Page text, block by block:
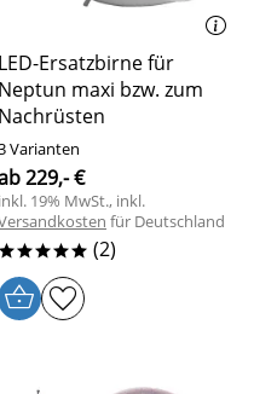
LED-Ersatzbirne für
Neptun maxi bzw. zum
Nachrüsten
Varianten
229,- €
inkl. 19% MwSt., inkl.
für Deutschland
***** (2)